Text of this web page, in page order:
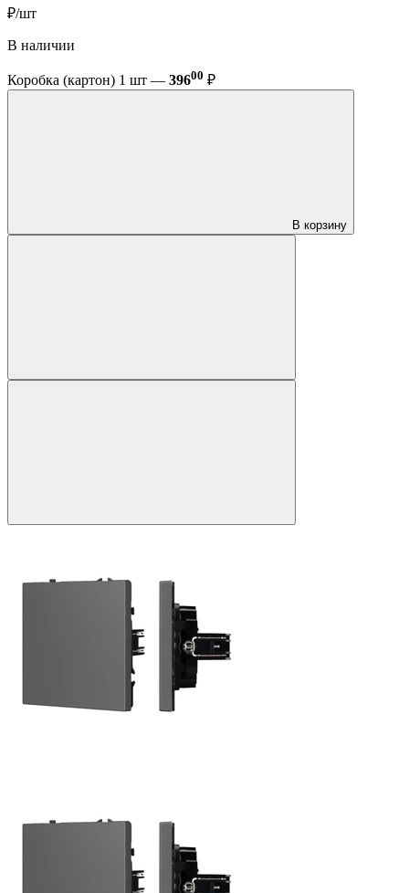
₽/шт
В наличии
Коробка (картон) 1 шт — 39600 ₽
В корзину